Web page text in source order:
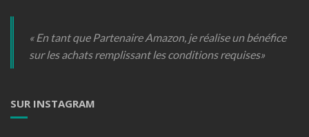
« En tant que Partenaire Amazon, je réalise un bénéfice
sur les achats remplissant les conditions requises»
SUR INSTAGRAM